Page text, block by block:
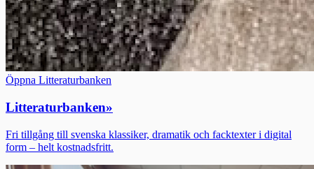
Öppna Litteraturbanken
Litteraturbanken»
Fri tillgång till svenska klassiker, dramatik och facktexter i digital
form – helt kostnadsfritt.